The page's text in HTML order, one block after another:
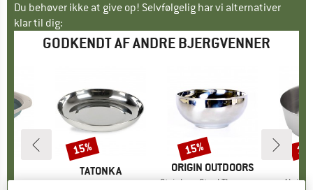
Du behøver ikke at give op! Selvfølgelig har vi alternativer
klar til dig:
GODKENDT AF ANDRE BJERGVENNER
MÆRKE
TATONKA
Rabat
15%
MÆRKE
ORIGIN OUTDOORS
Artikel
Stainless Steel Thermo Bowl
Rabat
15%
Artikel
Alpine